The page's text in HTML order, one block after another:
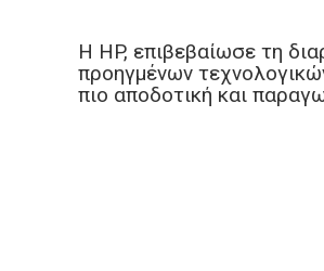
H HP, επιβεβαίωσε τη
προηγμένων
πιο αποδοτική και